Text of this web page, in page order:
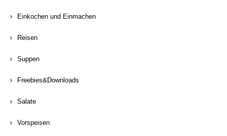
Einkochen und Einmachen
Reisen
Suppen
Freebies&Downloads
Salate
Vorspeisen